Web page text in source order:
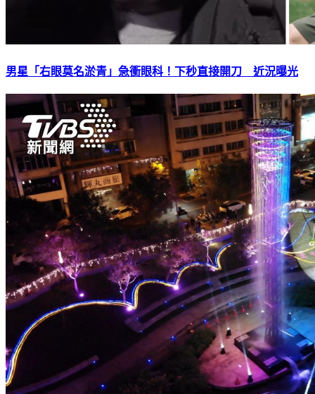
男星「右眼莫名淤青」急衝眼科！下秒直接開刀 近況曝光